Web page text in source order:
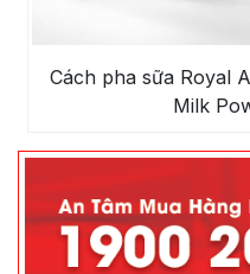
Cách pha sữa Royal
Milk